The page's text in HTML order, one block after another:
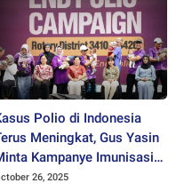
Polio di Indonesia
Meningkat, Gus Yasin
Kampanye Imunisasi
Kembali
26, 2025